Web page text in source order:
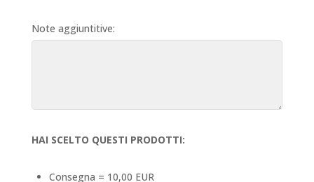
Note aggiuntitive:
HAI SCELTO QUESTI PRODOTTI:
Consegna = 10,00 EUR